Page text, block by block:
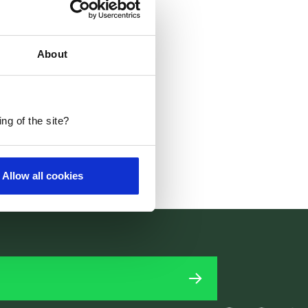
About
of the site?
Allow all cookies